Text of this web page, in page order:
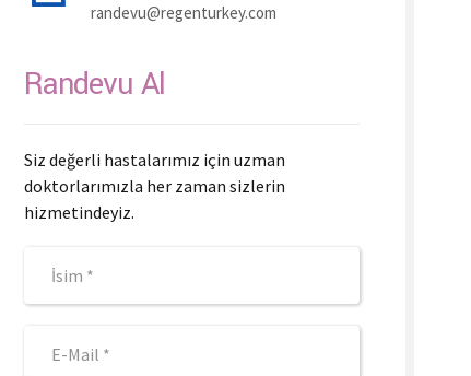
randevu@regenturkey.com
Randevu Al
Siz değerli hastalarımız için uzman
doktorlarımızla her zaman sizlerin
hizmetindeyiz.